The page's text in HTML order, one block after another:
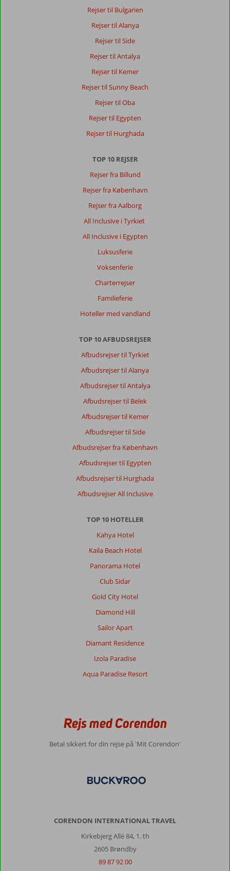
Rejser til Bulgarien
Rejser til Alanya
Rejser til Side
Rejser til Antalya
Rejser til Kemer
Rejser til Sunny Beach
Rejser til Oba
Rejser til Egypten
Rejser til Hurghada
TOP 10 REJSER
Rejser fra Billund
Rejser fra København
Rejser fra Aalborg
All Inclusive i Tyrkiet
All Inclusive i Egypten
Luksusferie
Voksenferie
Charterrejser
Familieferie
Hoteller med vandland
TOP 10 AFBUDSREJSER
Afbudsrejser til Tyrkiet
Afbudsrejser til Alanya
Afbudsrejser til Antalya
Afbudsrejser til Belek
Afbudsrejser til Kemer
Afbudsrejser til Side
Afbudsrejser fra København
Afbudsrejser til Egypten
Afbudsrejser til Hurghada
Afbudsrejser All Inclusive
TOP 10 HOTELLER
Kahya Hotel
Kaila Beach Hotel
Panorama Hotel
Club Sidar
Gold City Hotel
Diamond Hill
Sailor Apart
Diamant Residence
Izola Paradise
Aqua Paradise Resort
Rejs med Corendon
Betal sikkert for din rejse på 'Mit Corendon'
CORENDON INTERNATIONAL TRAVEL
Kirkebjerg Allé 84, 1. th
2605 Brøndby
89 87 92 00